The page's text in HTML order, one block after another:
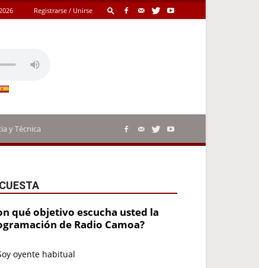
Registrarse / Unirse
y Técnica
qué objetivo escucha usted la
de Radio Camoa?
oyente habitual